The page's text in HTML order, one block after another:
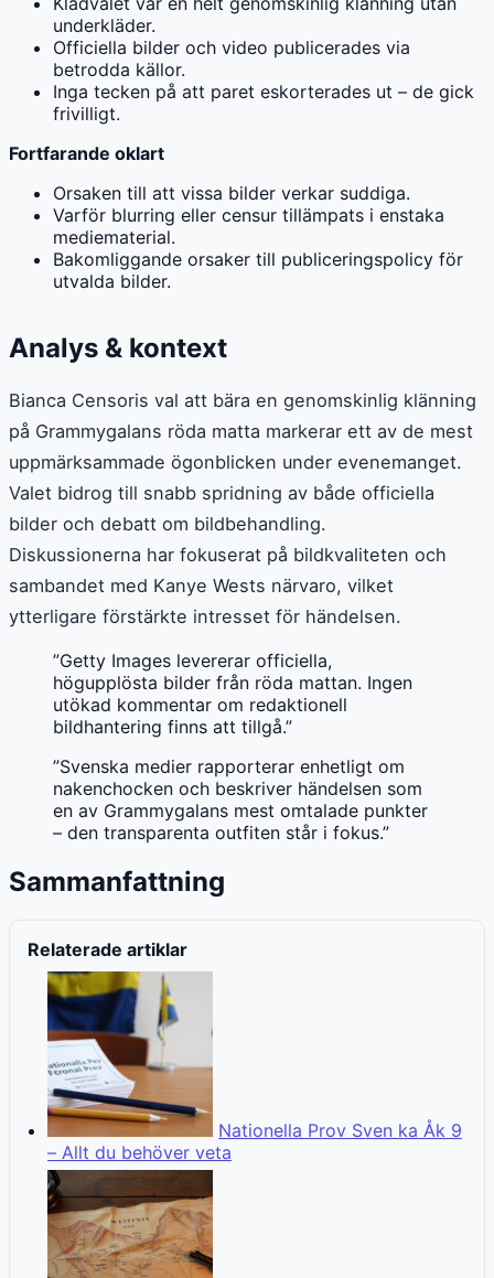
underkläder.
Officiella bilder och video publicerades via
betrodda källor.
Inga tecken på att paret eskorterades ut – de gick
frivilligt.
Fortfarande oklart
Orsaken till att vissa bilder verkar suddiga.
Varför blurring eller censur tillämpats i enstaka
mediematerial.
Bakomliggande orsaker till publiceringspolicy för
utvalda bilder.
Analys & kontext
Bianca Censoris val att bära en genomskinlig klänning
på Grammygalans röda matta markerar ett av de mest
uppmärksammade ögonblicken under evenemanget.
Valet bidrog till snabb spridning av både officiella
bilder och debatt om bildbehandling.
Diskussionerna har fokuserat på bildkvaliteten och
sambandet med Kanye Wests närvaro, vilket
ytterligare förstärkte intresset för händelsen.
”Getty Images levererar officiella,
högupplösta bilder från röda mattan. Ingen
utökad kommentar om redaktionell
bildhantering finns att tillgå.”
”Svenska medier rapporterar enhetligt om
nakenchocken och beskriver händelsen som
en av Grammygalans mest omtalade punkter
– den transparenta outfiten står i fokus.”
Sammanfattning
Relaterade artiklar
Nationella Prov Sven ka Åk 9
– Allt du behöver veta